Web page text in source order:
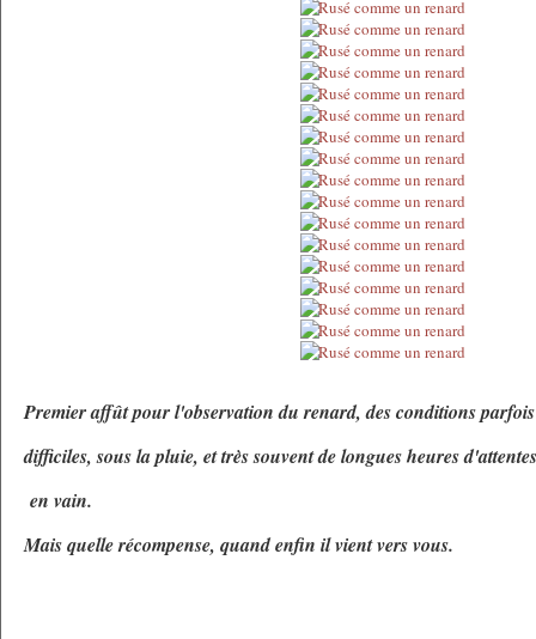
Premier affût pour l'observation du renard, des conditions parfois
difficiles, sous la pluie, et très souvent de longues heures d'attentes
en vain.
Mais quelle récompense, quand enfin il vient vers vous.